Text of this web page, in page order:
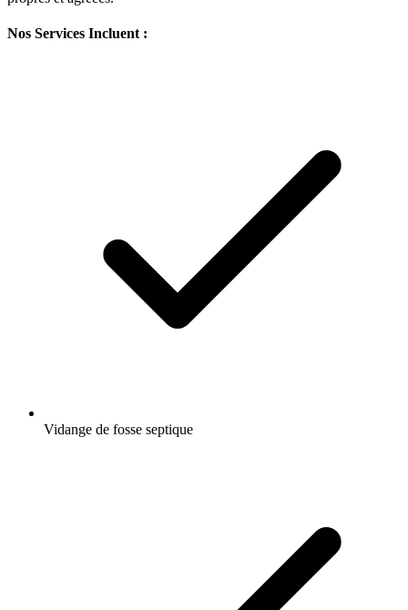
Nos Services Incluent :
Vidange de fosse septique